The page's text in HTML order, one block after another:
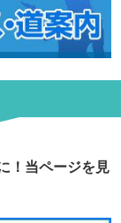
！当ページを見